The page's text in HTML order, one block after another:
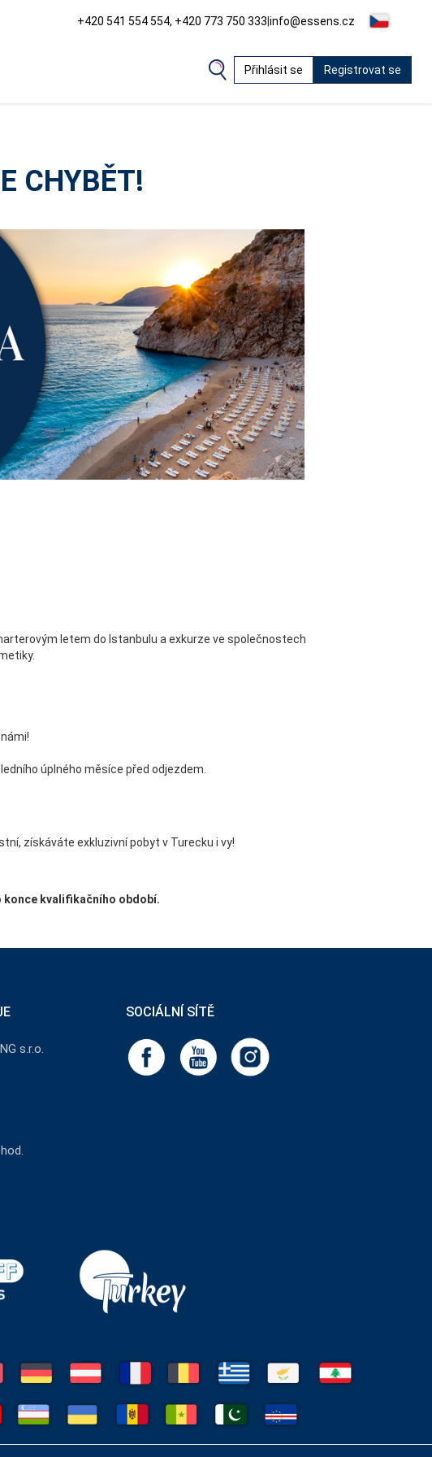
+420 541 554 554, +420 773 750 333|info@essens.cz
Přihlásit se Registrovat se
CHYBĚT!
letem do Istanbulu a exkurze ve společnostech
úplného měsíce před odjezdem.
získáváte exkluzivní pobyt v Turecku i vy!
konce kvalifikačního období.
s.r.o.
SOCIÁLNÍ SÍTĚ